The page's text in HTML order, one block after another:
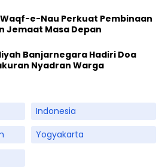
e-Nau Perkuat Pembinaan
Jemaat Masa Depan
Banjarnegara Hadiri Doa
Nyadran Warga
Indonesia
Yogyakarta